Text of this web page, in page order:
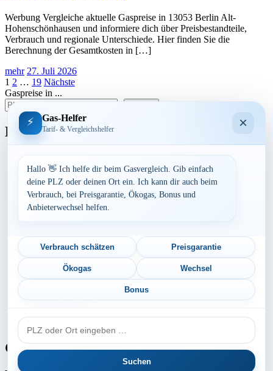
Werbung Vergleiche aktuelle Gaspreise in 13053 Berlin Alt-
Hohenschönhausen und informiere dich über Preisbestandteile,
Verbrauch und regionale Unterschiede. Hier finden Sie die
Berechnung der Gesamtkosten in […]
mehr 27. Juli 2026
Seitennummerierung
der
Beiträge
1 2 … 19 Nächste
Gaspreise in ...
Bundesland
Bayern
Berlin
Brandenburg
Hamburg
Mecklenburg-Vorpommern
Niedersachsen
Nordrhein-Westfalen
Rheinland-Pfalz
Saarland
Sachsen-Anhalt
Gaspreis-Explosion
⚡ Gas-Helfer
Tarif- & Vergleichshelfer ×
Hallo 👋 Ich helfe dir beim Gasvergleich. Gib einfach
deine PLZ oder deinen Ort ein. Ich kann dir auch beim
Verbrauch, bei Preisgarantie, Ökogas, Bonus und
Anbieterwechsel helfen.
Verbrauch schätzen Preisgarantie
Ökogas Wechsel
Bonus
PLZ
oder
Ort
Suchen